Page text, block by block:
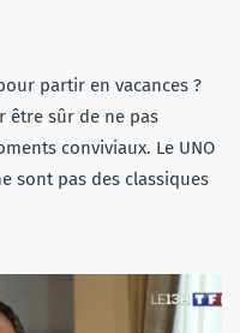
partir en vacances ?
être sûr de ne pas
conviviaux. Le UNO
sont pas des classiques